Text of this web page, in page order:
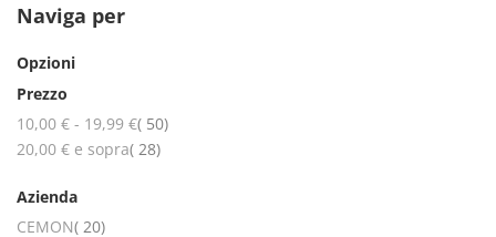
Naviga per
Opzioni
Prezzo
10,00 € - 19,99 € 50elementi
20,00 € e sopra 28elementi
Azienda
CEMON 20elementi